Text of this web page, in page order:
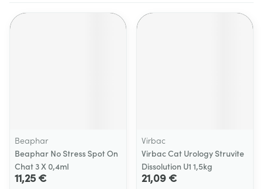
Beaphar
Beaphar No Stress Spot On
Chat 3 X 0,4ml
11,25 €
Virbac
Virbac Cat Urology Struvite
Dissolution U1 1,5kg
21,09 €